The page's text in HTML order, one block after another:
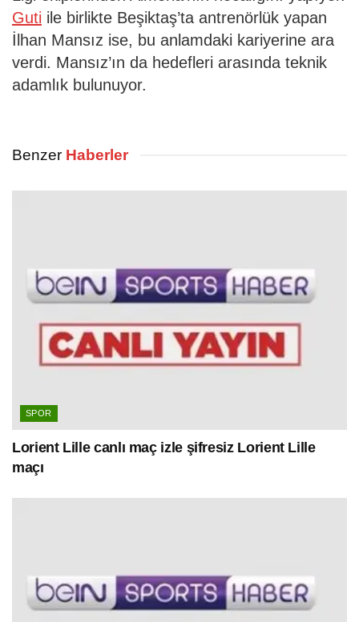
Guti ile birlikte Beşiktaş’ta antrenörlük yapan
İlhan Mansız ise, bu anlamdaki kariyerine ara
verdi. Mansız’ın da hedefleri arasında teknik
adamlık bulunuyor.
Benzer Haberler
SPOR
Lorient Lille canlı maç izle şifresiz Lorient Lille
maçı